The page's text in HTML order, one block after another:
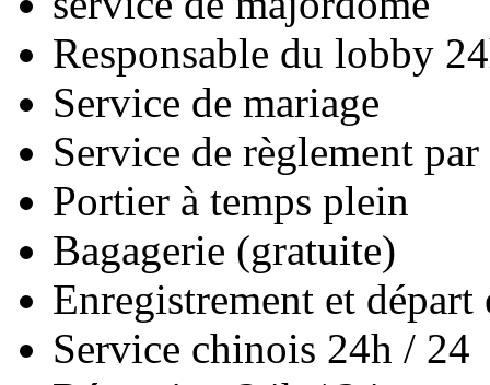
Responsable du lobby
Service de mariage
Service de règlement
Portier à temps plein
Bagagerie (gratuite)
Enregistrement et départ
Service chinois 24h / 24